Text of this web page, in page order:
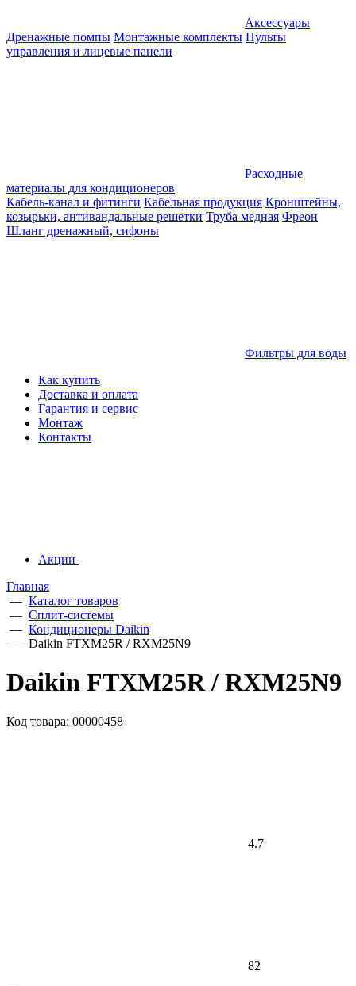
Аксессуары
Дренажные помпы Монтажные комплекты Пульты
управления и лицевые панели
Расходные
материалы для кондиционеров
Кабель-канал и фитинги Кабельная продукция Кронштейны,
козырьки, антивандальные решетки Труба медная Фреон
Шланг дренажный, сифоны
Фильтры для воды
Как купить
Доставка и оплата
Гарантия и сервис
Монтаж
Контакты
Акции
Главная
— Каталог товаров
— Сплит-системы
— Кондиционеры Daikin
— Daikin FTXM25R / RXM25N9
Daikin FTXM25R / RXM25N9
Код товара: 00000458
4.7
82